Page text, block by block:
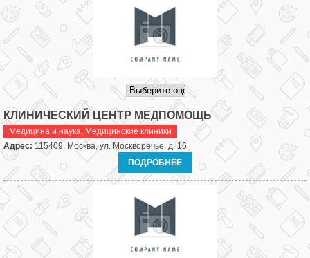
КЛИНИЧЕСКИЙ ЦЕНТР МЕДПОМОЩЬ
Медицина и наука, Медицинские клиники
Адрес: 115409, Москва, ул. Москворечье, д. 16
ПОДРОБНЕЕ